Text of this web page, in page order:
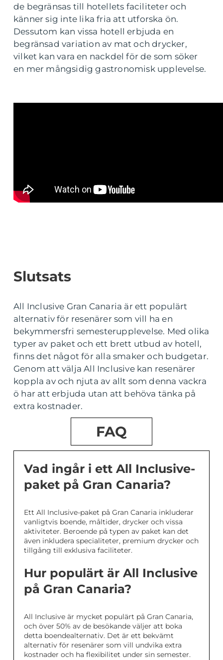
de begränsas till hotellets faciliteter och
känner sig inte lika fria att utforska ön.
Dessutom kan vissa hotell erbjuda en
begränsad variation av mat och drycker,
vilket kan vara en nackdel för de som söker
en mer mångsidig gastronomisk upplevelse.
Slutsats
All Inclusive Gran Canaria är ett populärt
alternativ för resenärer som vill ha en
bekymmersfri semesterupplevelse. Med olika
typer av paket och ett brett utbud av hotell,
finns det något för alla smaker och budgetar.
Genom att välja All Inclusive kan resenärer
koppla av och njuta av allt som denna vackra
ö har att erbjuda utan att behöva tänka på
extra kostnader.
FAQ
Vad ingår i ett All Inclusive-
paket på Gran Canaria?
Ett All Inclusive-paket på Gran Canaria inkluderar
vanligtvis boende, måltider, drycker och vissa
aktiviteter. Beroende på typen av paket kan det
även inkludera specialiteter, premium drycker och
tillgång till exklusiva faciliteter.
Hur populärt är All Inclusive
på Gran Canaria?
All Inclusive är mycket populärt på Gran Canaria,
och över 50% av de besökande väljer att boka
detta boendealternativ. Det är ett bekvämt
alternativ för resenärer som vill undvika extra
kostnader och ha flexibilitet under sin semester.